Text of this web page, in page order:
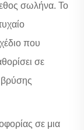
σωλήνα. Το
που
σε
βρύσης
σε μια